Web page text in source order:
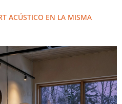
ACÚSTICO EN LA MISMA